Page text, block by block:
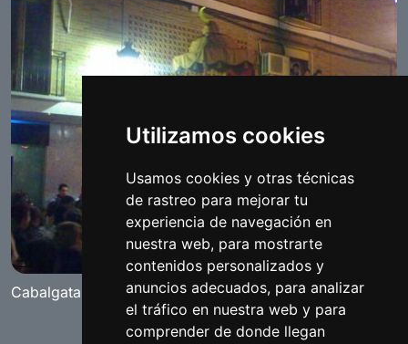
Utilizamos cookies
Usamos cookies y otras técnicas
de rastreo para mejorar tu
experiencia de navegación en
nuestra web, para mostrarte
contenidos personalizados y
anuncios adecuados, para analizar
el tráfico en nuestra web y para
comprender de donde llegan
Cabalgata de Reyes 2009